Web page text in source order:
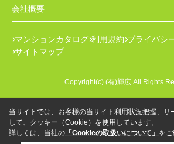
会社概要
マンションカタログ 利用規約 プライバシ
サイトマップ
Copyright(c) (有)輝広 All Rights
当サイトでは、お客様の当サイト利用状況把握、サ
して、クッキー（Cookie）を使用しています。
詳しくは、当社の 「Cookieの取扱いについて」 をご